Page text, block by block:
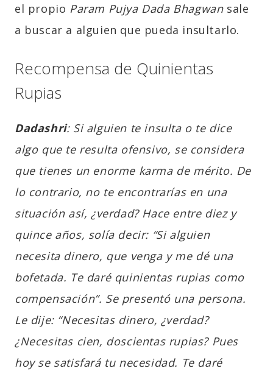
el propio Param Pujya Dada Bhagwansale
a buscar a alguien que pueda insultarlo.
Recompensa de Quinientas
Rupias
Dadashri: Si alguien te insulta o te dice
algo que te resulta ofensivo, se considera
que tienes un enorme karma de mérito. De
lo contrario, no te encontrarías en una
situación así, ¿verdad? Hace entre diez y
quince años, solía decir: “Si alguien
necesita dinero, que venga y me dé una
bofetada. Te daré quinientas rupias como
compensación”. Se presentó una persona.
Le dije: “Necesitas dinero, ¿verdad?
¿Necesitas cien, doscientas rupias? Pues
hoy se satisfará tu necesidad. Te daré